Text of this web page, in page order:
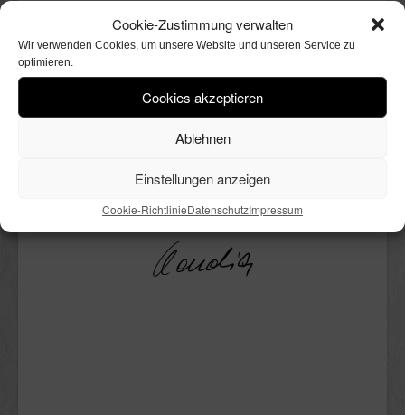
Cookie-Zustimmung verwalten
Wir verwenden Cookies, um unsere Website und unseren Service zu
optimieren.
Cookies akzeptieren
Ablehnen
Einstellungen anzeigen
Cookie-RichtlinieDatenschutzImpressum
Ich bin Claudia.
Kölnerin mit Stadtgarten, in dem ich
andeutungsweise. Ich liebe ihn
trotzdem. Außerdem mag ich
kochen, DIY’s, Deko, Bücher und
bunter Reihenfolge Thema.
Viel Spaß beim Lesen.